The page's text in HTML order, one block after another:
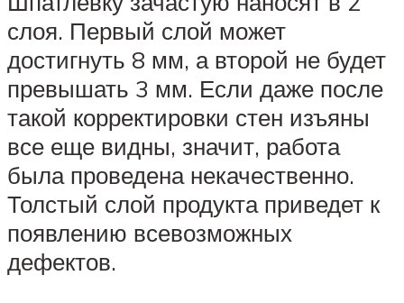
слоя. Первый слой может
достигнуть 8 мм, а второй не будет
превышать 3 мм. Если даже после
такой корректировки стен изъяны
все еще видны, значит, работа
была проведена некачественно.
Толстый слой продукта приведет к
появлению всевозможных
дефектов.